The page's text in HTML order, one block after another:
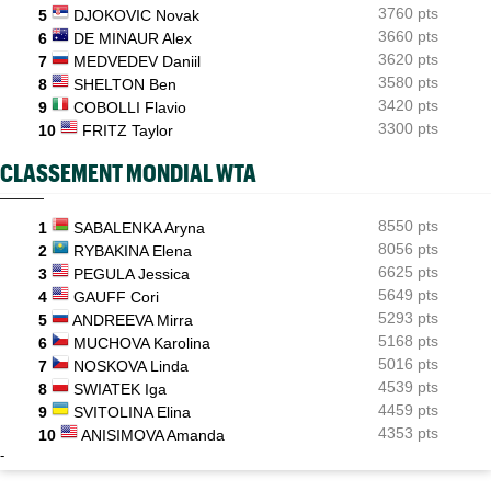
5
DJOKOVIC Novak
3760 pts
6
DE MINAUR Alex
3660 pts
7
MEDVEDEV Daniil
3620 pts
8
SHELTON Ben
3580 pts
9
COBOLLI Flavio
3420 pts
10
FRITZ Taylor 3300 pts
CLASSEMENT MONDIAL WTA
1 SABALENKA Aryna
8550 pts
2
RYBAKINA Elena
8056 pts
3
PEGULA Jessica
6625 pts
4
GAUFF Cori
5649 pts
5
ANDREEVA Mirra
5293 pts
6
MUCHOVA Karolina
5168 pts
7
NOSKOVA Linda
5016 pts
8
SWIATEK Iga
4539 pts
9
SVITOLINA Elina
4459 pts
10
ANISIMOVA Amanda 4353 pts
-